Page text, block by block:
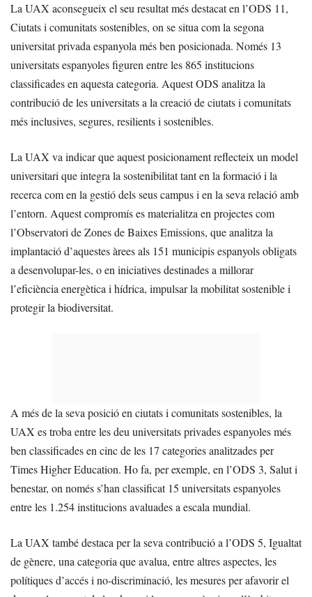
La UAX aconsegueix el seu resultat més destacat en l’ODS 11,
Ciutats i comunitats sostenibles, on se situa com la segona
universitat privada espanyola més ben posicionada. Només 13
universitats espanyoles figuren entre les 865 institucions
classificades en aquesta categoria. Aquest ODS analitza la
contribució de les universitats a la creació de ciutats i comunitats
més inclusives, segures, resilients i sostenibles.
La UAX va indicar que aquest posicionament reflecteix un model
universitari que integra la sostenibilitat tant en la formació i la
recerca com en la gestió dels seus campus i en la seva relació amb
l’entorn. Aquest compromís es materialitza en projectes com
l’Observatori de Zones de Baixes Emissions, que analitza la
implantació d’aquestes àrees als 151 municipis espanyols obligats
a desenvolupar-les, o en iniciatives destinades a millorar
l’eficiència energètica i hídrica, impulsar la mobilitat sostenible i
protegir la biodiversitat.
A més de la seva posició en ciutats i comunitats sostenibles, la
UAX es troba entre les deu universitats privades espanyoles més
ben classificades en cinc de les 17 categories analitzades per
Times Higher Education. Ho fa, per exemple, en l’ODS 3, Salut i
benestar, on només s’han classificat 15 universitats espanyoles
entre les 1.254 institucions avaluades a escala mundial.
La UAX també destaca per la seva contribució a l’ODS 5, Igualtat
de gènere, una categoria que avalua, entre altres aspectes, les
polítiques d’accés i no-discriminació, les mesures per afavorir el